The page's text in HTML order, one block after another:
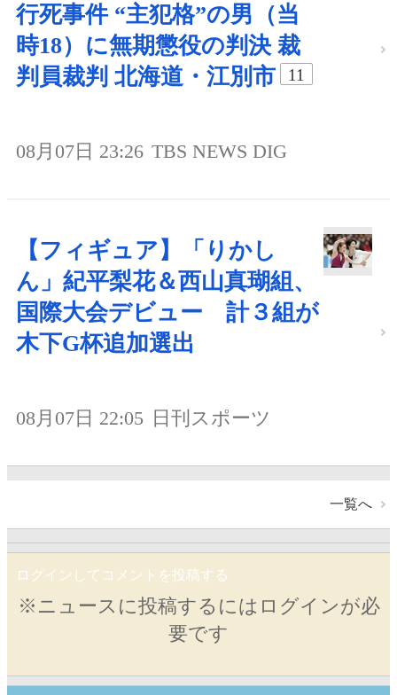
行死事件 “主犯格”の男（当
時18）に無期懲役の判決 裁
判員裁判 北海道・江別市
11
08月07日 23:26 TBS NEWS DIG
【フィギュア】「りかし
ん」紀平梨花＆西山真瑚組、
国際大会デビュー 計３組が
木下G杯追加選出
08月07日 22:05 日刊スポーツ
一覧へ
ログインしてコメントを投稿する
※ニュースに投稿するにはログインが必
要です